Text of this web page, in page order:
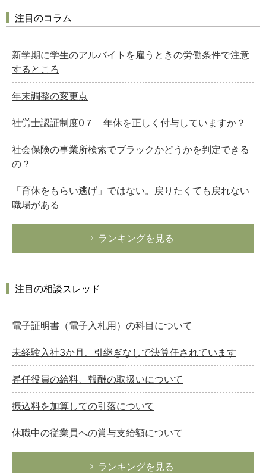
注目のコラム
新学期に学生のアルバイトを雇うときの労働条件で注意
するところ
年末調整の変更点
社労士認証制度0７ 年休を正しく付与していますか？
社会保険の事業所検索でブラックかどうかを判定できる
の？
「育休をもらい逃げ」ではない。戻りたくても戻れない
職場がある
ランキングを見る
注目の相談スレッド
電子証明書（電子入札用）の科目について
未経験入社3か月、引継ぎなしで決算任されています
昇任役員の給料、報酬の取扱いについて
振込料を加算しての引落について
休職中の従業員への賞与支給額について
ランキングを見る